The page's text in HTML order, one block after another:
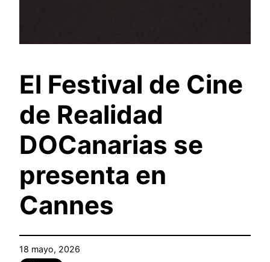
El Festival de Cine
de Realidad
DOCanarias se
presenta en
Cannes
18 mayo, 2026